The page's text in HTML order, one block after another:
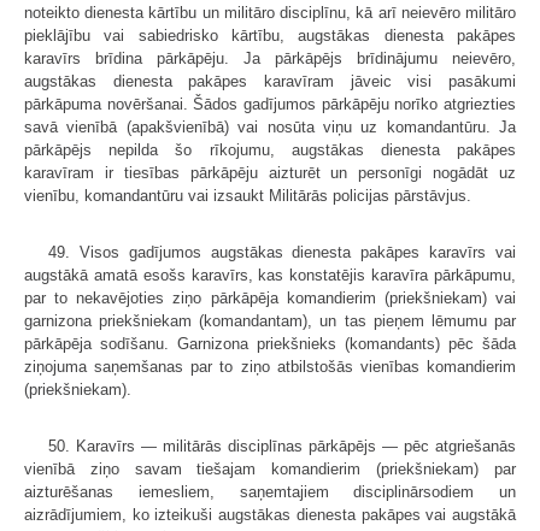
noteikto dienesta kārtību un militāro disciplīnu, kā arī neievēro militāro
pieklājību vai sabiedrisko kārtību, augstākas dienesta pakāpes
karavīrs brīdina pārkāpēju. Ja pārkāpējs brīdinājumu neievēro,
augstākas dienesta pakāpes karavīram jāveic visi pasākumi
pārkāpuma novēršanai. Šādos gadījumos pārkāpēju norīko atgriezties
savā vienībā (apakšvienībā) vai nosūta viņu uz komandantūru. Ja
pārkāpējs nepilda šo rīkojumu, augstākas dienesta pakāpes
karavīram ir tiesības pārkāpēju aizturēt un personīgi nogādāt uz
vienību, komandantūru vai izsaukt Militārās policijas pārstāvjus.
49. Visos gadījumos augstākas dienesta pakāpes karavīrs vai
augstākā amatā esošs karavīrs, kas konstatējis karavīra pārkāpumu,
par to nekavējoties ziņo pārkāpēja komandierim (priekšniekam) vai
garnizona priekšniekam (komandantam), un tas pieņem lēmumu par
pārkāpēja sodīšanu. Garnizona priekšnieks (komandants) pēc šāda
ziņojuma saņemšanas par to ziņo atbilstošās vienības komandierim
(priekšniekam).
50. Karavīrs — militārās disciplīnas pārkāpējs — pēc atgriešanās
vienībā ziņo savam tiešajam komandierim (priekšniekam) par
aizturēšanas iemesliem, saņemtajiem disciplinārsodiem un
aizrādījumiem, ko izteikuši augstākas dienesta pakāpes vai augstākā